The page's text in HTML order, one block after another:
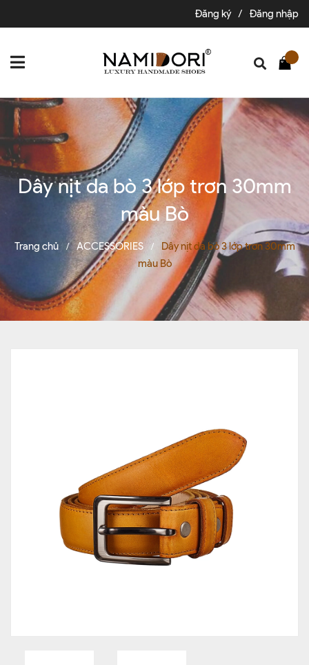
Đăng ký / Đăng nhập
Dây nịt da bò 3 lớp trơn 30mm
màu Bò
Trang chủ / ACCESSORIES /
Dây nịt da bò 3 lớp trơn 30mm
màu Bò